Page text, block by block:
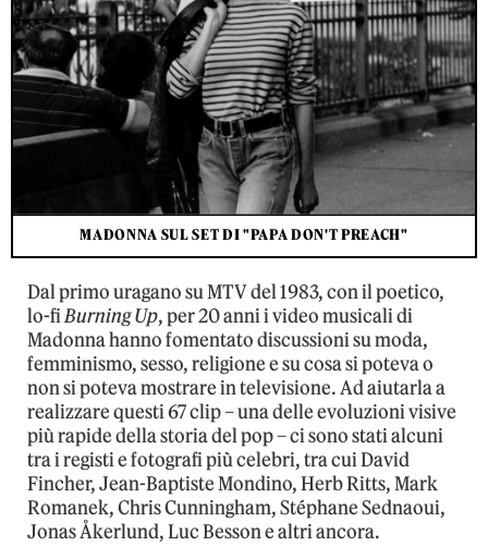
MADONNA SUL SET DI "PAPA DON'T PREACH"
Dal primo uragano su MTV del 1983, con il poetico,
lo-fiBurning Up, per 20 anni i video musicali di
Madonna hanno fomentato discussioni su moda,
femminismo, sesso, religione e su cosa si poteva o
non si poteva mostrare in televisione. Ad aiutarla a
realizzare questi 67 clip – una delle evoluzioni visive
più rapide della storia del pop – ci sono stati alcuni
tra i registi e fotografi più celebri, tra cui David
Fincher, Jean-Baptiste Mondino, Herb Ritts, Mark
Romanek, Chris Cunningham, Stéphane Sednaoui,
Jonas Åkerlund, Luc Besson e altri ancora.